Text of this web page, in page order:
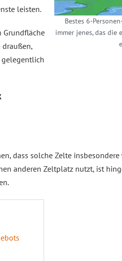
Bestes 6-
immer jenes, das die
leisten.
Grundfläche
gelegentlich
dass solche Zelte insbesondere
anderen Zeltplatz nutzt, ist